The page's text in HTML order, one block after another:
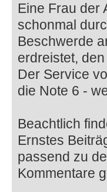
Eine Frau der
schonmal
Beschwerde
erdreistet,
Der Service
die Note 6 -
Beachtlich
Ernstes
passend zu
Kommentare